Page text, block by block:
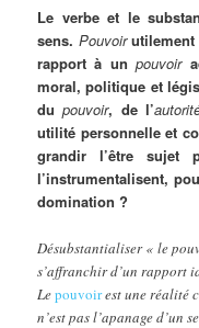
Le verbe et le
sens. Pouvoirutilement
rapport à unpouvoir
moral, politique et
dupouvoir, de l’
utilité personnelle et
grandir l’être sujet
l’instrumentalisent,
domination ?
Désubstantialiser « le
s’affranchir d’un rapport
Lepouvoirest une réalité
n’est pas l’apanage d’un